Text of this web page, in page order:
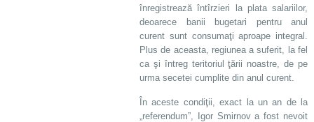
înregistrează întîrzieri la plata salariilor,
deoarece banii bugetari pentru anul
curent sunt consumaţi aproape integral.
Plus de aceasta, regiunea a suferit, la fel
ca şi întreg teritoriul ţării noastre, de pe
urma secetei cumplite din anul curent.
În aceste condiţii, exact la un an de la
„referendum”, Igor Smirnov a fost nevoit